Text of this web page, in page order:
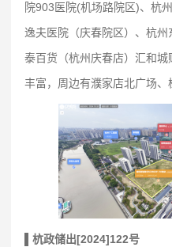
院903医院(机场路院区)、杭
逸夫医院（庆春院区）、杭
泰百货（杭州庆春店）汇和
丰富，周边有濮家店北广场、
▌杭政储出[2024]122号